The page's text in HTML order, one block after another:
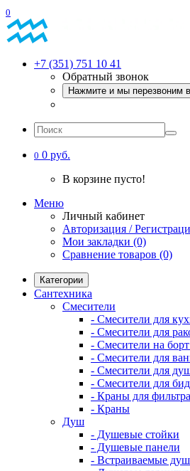
0
+7 (351) 751 10 41
Обратный звонок
Нажмите и мы перезвоним
0 0 руб.
В корзине пусто!
Меню
Личный кабинет
Авторизация /
Мои закладки (0)
Сравнение товаров (0)
Категории
Сантехника
Смесители
- Смесители для
- Смесители для
- Смесители на
- Смесители для
- Смесители для
- Смесители для
- Краны для фильтра
- Краны
Душ
- Душевые стойки
- Душевые панели
- Встраиваемые